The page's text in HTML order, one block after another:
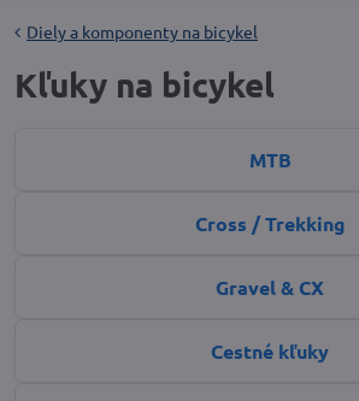
Diely a komponenty na bicykel
Kľuky na bicykel
MTB
Cross / Trekking
Gravel & CX
Cestné kľuky